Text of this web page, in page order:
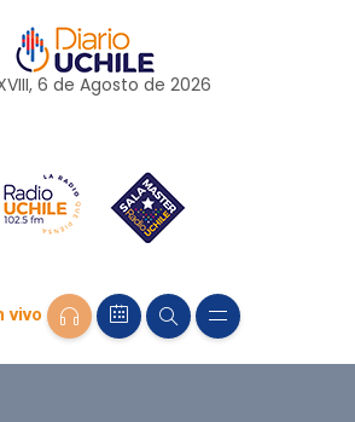
6 de Agosto de 2026
vivo